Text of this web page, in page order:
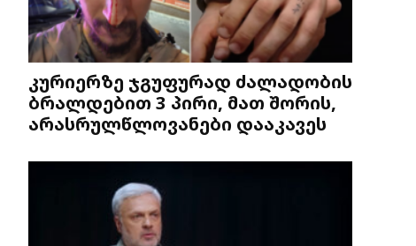
კურიერზე ჯგუფურად ძალადობის
ბრალდებით 3 პირი, მათ შორის,
არასრულწლოვანები დააკავეს